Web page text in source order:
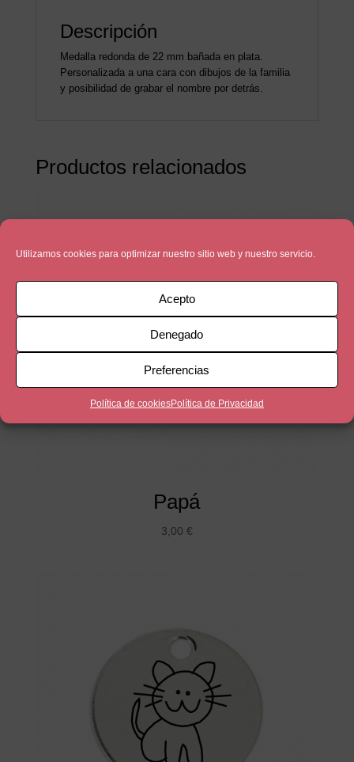
Utilizamos cookies para optimizar nuestro sitio web y nuestro servicio.
Acepto
Denegado
Preferencias
Política de cookiesPolítica de Privacidad
Descripción
Medalla redonda de 22 mm bañada en plata.
Personalizada a una cara con dibujos de la familia
y posibilidad de grabar el nombre por detrás.
Productos relacionados
Papá
3,00 €